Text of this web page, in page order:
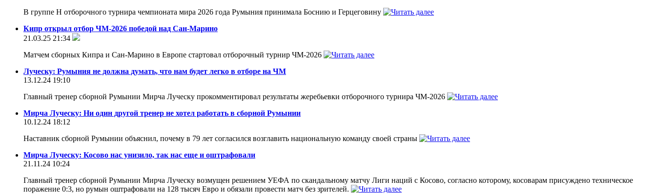
В группе Н отборочного турнира чемпионата мира 2026 года Румыния принимала Боснию и Герцеговину
Кипр открыл отбор ЧМ-2026 победой над Сан-Марино
21.03.25 21:34
Матчем сборных Кипра и Сан-Марино в Европе стартовал отборочный турнир ЧМ-2026
Луческу: Румыния не должна думать, что нам будет легко в отборе на ЧМ
13.12.24 19:10
Главный тренер сборной Румынии Мирча Луческу прокомментировал результаты жеребьевки отборочного турнира ЧМ-2026
Мирча Луческу: Ни один другой тренер не хотел работать в сборной Румынии
10.12.24 18:12
Наставник сборной Румынии объяснил, почему в 79 лет согласился возглавить национальную команду своей страны
Мирча Луческу: Косово нас унизило, так нас еще и оштрафовали
21.11.24 10:24
Главный тренер сборной Румынии Мирча Луческу возмущен решением УЕФА по скандальному матчу Лиги наций с Косово, согласно которому, косоварам присуждено техническое
поражение 0:3, но румын оштрафовали на 128 тысяч Евро и обязали провести матч без зрителей.